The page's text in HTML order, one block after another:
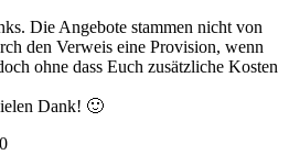
Die Angebote stammen nicht von
den Verweis eine Provision, wenn
ohne dass Euch zusätzliche Kosten
Dank! 🙂